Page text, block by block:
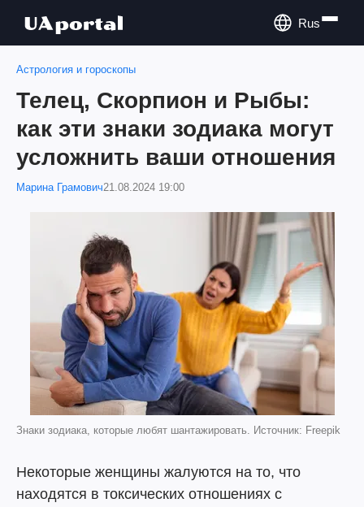
Rus
Астрология и гороскопы
Телец, Скорпион и Рыбы:
как эти знаки зодиака могут
усложнить ваши отношения
Марина Грамович21.08.2024 19:00
Знаки зодиака, которые любят шантажировать. Источник: Freepik
Некоторые женщины жалуются на то, что
находятся в токсических отношениях с